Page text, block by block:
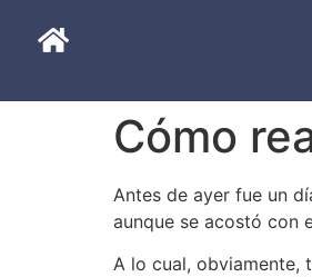
Cómo
Antes de ayer fue un
aunque se acostó con
A lo cual, obviamente,